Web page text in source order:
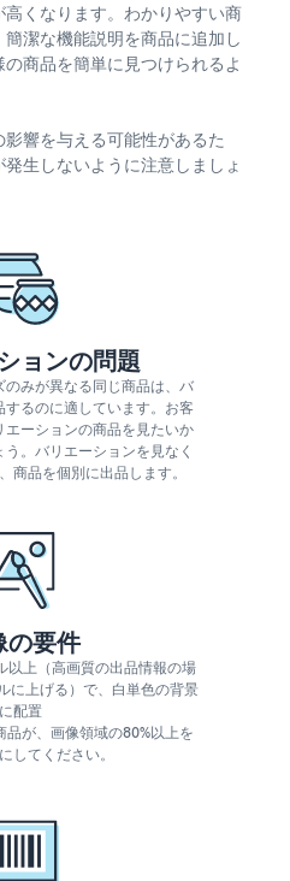
高くなります。わかりやすい商
潔な機能説明を商品に追加し
商品を簡単に見つけられるよ
響を与える可能性があるた
生しないように注意しましょ
ョンの問題
みが異なる同じ商品は、バ
するのに適しています。お客
ーションの商品を見たいか
。バリエーションを見なく
商品を個別に出品します。
の要件
以上（高画質の出品情報の場
に上げる）で、白単色の背景
に配置
品が、画像領域の80%以上を
してください。